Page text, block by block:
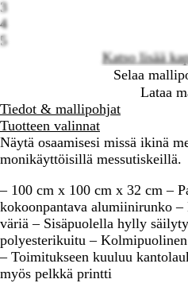
3
4
5
Katso lisää
Selaa
Lataa
Tiedot & mallipohjat
Tuotteen valinnat
Näytä osaamisesi missä ikinä
monikäyttöisillä messutiskeillä.
– 100 cm x 100 cm x 32 cm –
kokoonpantava alumiinirunko
väriä – Sisäpuolella hylly
polyesterikuitu –
– Toimitukseen kuuluu
myös pelkkä printti